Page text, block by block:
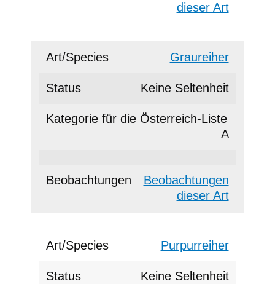
dieser Art
Graureiher
Keine Seltenheit
A
Beobachtungen
dieser Art
Purpurreiher
Keine Seltenheit